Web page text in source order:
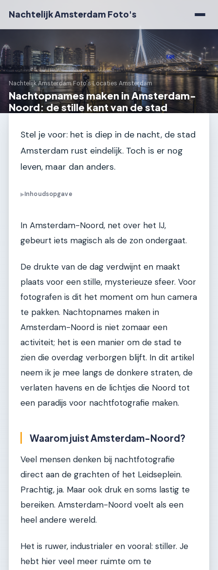
Nachtelijk Amsterdam Foto's
Nachtelijk Amsterdam Foto's›Locaties Amsterdam
Nachtopnames maken in Amsterdam-
Noord: de stille kant van de stad
Stel je voor: het is diep in de nacht, de stad
Amsterdam rust eindelijk. Toch is er nog
leven, maar dan anders.
▶Inhoudsopgave
In Amsterdam-Noord, net over het IJ,
gebeurt iets magisch als de zon ondergaat.
De drukte van de dag verdwijnt en maakt
plaats voor een stille, mysterieuze sfeer. Voor
fotografen is dit het moment om hun camera
te pakken. Nachtopnames maken in
Amsterdam-Noord is niet zomaar een
activiteit; het is een manier om de stad te
zien die overdag verborgen blijft. In dit artikel
neem ik je mee langs de donkere straten, de
verlaten havens en de lichtjes die Noord tot
een paradijs voor nachtfotografie maken.
Waarom juist Amsterdam-Noord?
Veel mensen denken bij nachtfotografie
direct aan de grachten of het Leidseplein.
Prachtig, ja. Maar ook druk en soms lastig te
bereiken. Amsterdam-Noord voelt als een
heel andere wereld.
Het is ruwer, industrialer en vooral: stiller. Je
hebt hier veel meer ruimte om te